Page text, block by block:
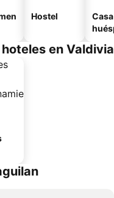
Hostel
en Valdivia